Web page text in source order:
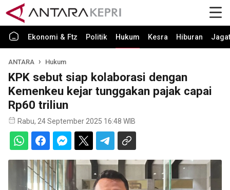
Ekonomi & Ftz Politik Hukum Kesra Hiburan Jagat
ANTARA Hukum
KPK sebut siap kolaborasi dengan
Kemenkeu kejar tunggakan pajak capai
Rp60 triliun
Rabu, 24 September 2025 16:48 WIB